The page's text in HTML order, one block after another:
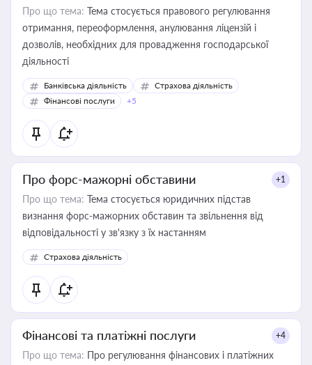
Про що тема: Тема стосується правового регулювання
отримання, переоформлення, анулювання ліцензій і
дозволів, необхідних для провадження господарської
діяльності
Банківська діяльність
Страхова діяльність
Фінансові послуги
+5
Про форс-мажорні обставини +1
Про що тема: Тема стосується юридичних підстав
визнання форс-мажорних обставин та звільнення від
відповідальності у зв'язку з їх настанням
Страхова діяльність
Фінансові та платіжні послуги +4
Про що тема: Про регулювання фінансових і платіжних